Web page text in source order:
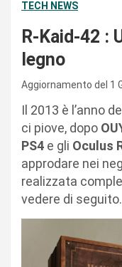
TECH NEWS
R-Kaid-42 :
legno
Aggiornamento del 1
Il 2013 è l’anno
ci piove, dopo
PS4 e gli Oculus
approdare nei
realizzata
vedere di seguito.